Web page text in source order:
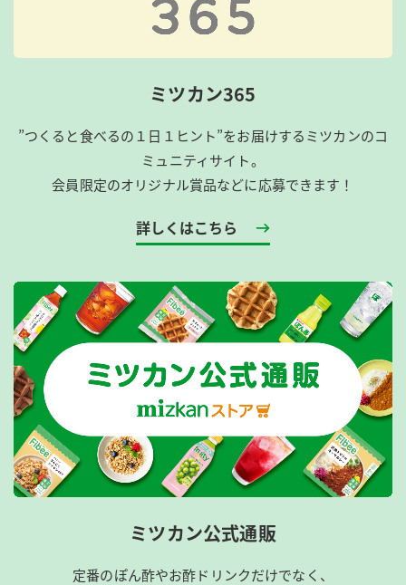
ミツカン365
”つくると食べるの１日１ヒント”をお届けするミツカンのコ
ミュニティサイト。
会員限定のオリジナル賞品などに応募できます！
詳しくはこちら
ミツカン公式通販
定番のぽん酢やお酢ドリンクだけでなく、